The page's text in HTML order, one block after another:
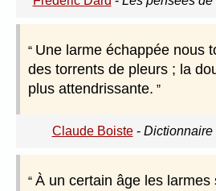
Une larme échappée nous
des torrents de pleurs ; la
plus attendrissante.
Claude Boiste- Dictionnaire
À un certain âge les larmes